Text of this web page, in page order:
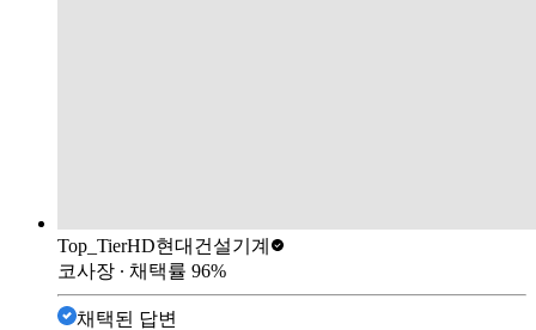
Top_TierHD현대건설기계
코사장 ∙ 채택률 96%
채택된 답변